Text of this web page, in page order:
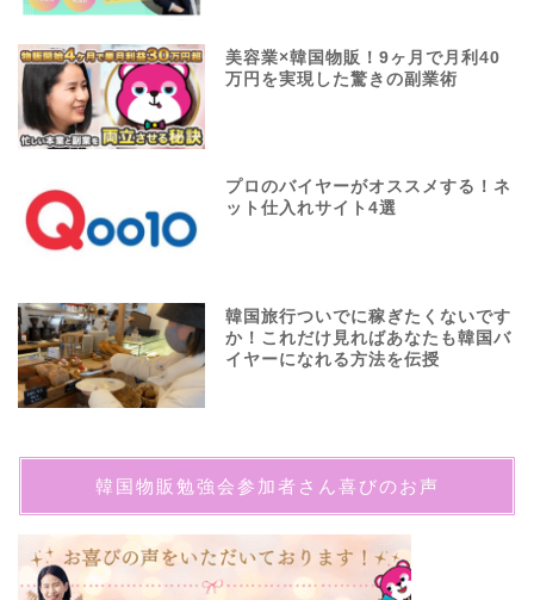
美容業×韓国物販！9ヶ月で月利40
万円を実現した驚きの副業術
プロのバイヤーがオススメする！ネ
ット仕入れサイト4選
韓国旅行ついでに稼ぎたくないです
か！これだけ見ればあなたも韓国バ
イヤーになれる方法を伝授
韓国物販勉強会参加者さん喜びのお声